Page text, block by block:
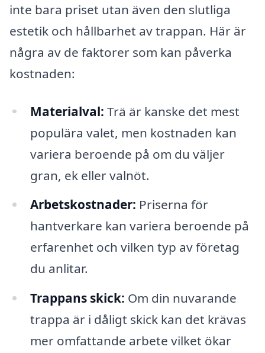
inte bara priset utan även den slutliga
estetik och hållbarhet av trappan. Här är
några av de faktorer som kan påverka
kostnaden:
Materialval: Trä är kanske det mest
populära valet, men kostnaden kan
variera beroende på om du väljer
gran, ek eller valnöt.
Arbetskostnader: Priserna för
hantverkare kan variera beroende på
erfarenhet och vilken typ av företag
du anlitar.
Trappans skick: Om din nuvarande
trappa är i dåligt skick kan det krävas
mer omfattande arbete vilket ökar